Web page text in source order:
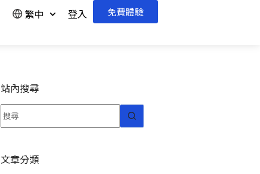
繁中 登入 免費體驗
站內搜尋
文章分類